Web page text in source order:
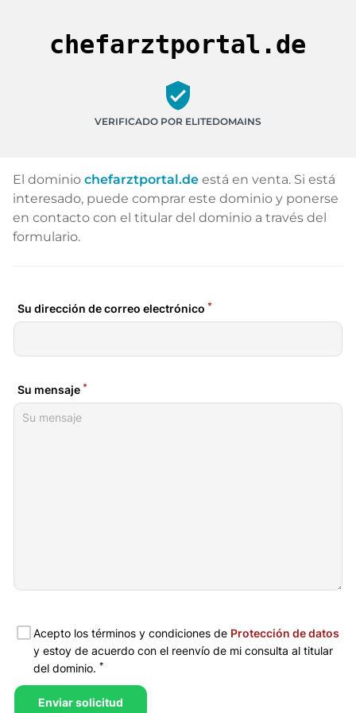
chefarztportal.de
verified_user
VERIFICADO POR ELITEDOMAINS
El dominio chefarztportal.de está en venta. Si está
interesado, puede comprar este dominio y ponerse
en contacto con el titular del dominio a través del
formulario.